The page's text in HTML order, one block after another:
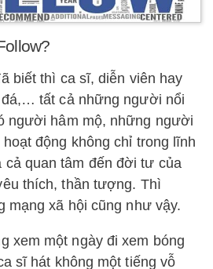
biết thì ca sĩ, diễn viên hay
đá,… tất cả những người nổi
người hâm mộ, những người
động không chỉ trong lĩnh
cả quan tâm đến đời tư của
thích, thần tượng. Thì
mạng xã hội cũng như vậy.
xem một ngày đi xem bóng
sĩ hát không một tiếng vỗ